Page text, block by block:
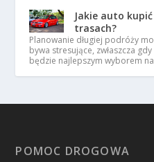
Jakie auto
trasach?
Planowanie długiej podróży
bywa stresujące, zwłaszcza
będzie najlepszym wyborem
POMOC DROGOWA